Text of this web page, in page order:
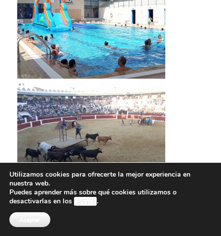
Utilizamos cookies para ofrecerte la mejor experiencia en
nuestra web.
Puedes aprender más sobre qué cookies utilizamos o
desactivarlas en los ajustes.